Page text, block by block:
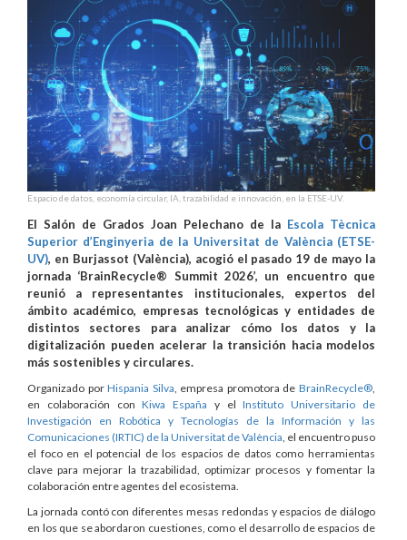
Espacio de datos, economía circular, IA, trazabilidad e innovación, en la ETSE-UV.
El Salón de Grados Joan Pelechano de la Escola Tècnica
Superior d’Enginyeria de la Universitat de València (ETSE-
UV), en Burjassot (València), acogió el pasado 19 de mayo la
jornada ‘BrainRecycle® Summit 2026’, un encuentro que
reunió a representantes institucionales, expertos del
ámbito académico, empresas tecnológicas y entidades de
distintos sectores para analizar cómo los datos y la
digitalización pueden acelerar la transición hacia modelos
más sostenibles y circulares.
Organizado porHispania Silva , empresa promotora deBrainRecycle®
en colaboración conKiwa España y elInstituto Universitario de
Investigación en Robótica y Tecnologías de la Información y las
Comunicaciones (IRTIC) de la Universitat de València , el encuentro puso
el foco en el potencial de los espacios de datos como herramientas
clave para mejorar la trazabilidad, optimizar procesos y fomentar la
colaboración entre agentes del ecosistema.
La jornada contó con diferentes mesas redondas y espacios de diálogo
en los que se abordaron cuestiones, como el desarrollo de espacios de